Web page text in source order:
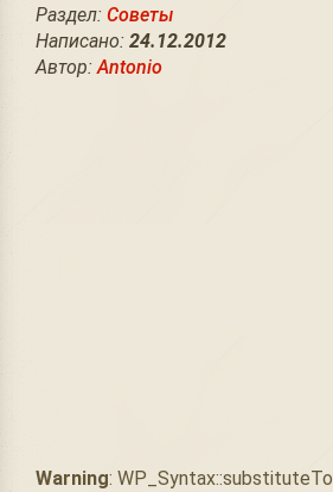
Раздел: Советы
Написано: 24.12.2012
Автор:Antonio
Warning: